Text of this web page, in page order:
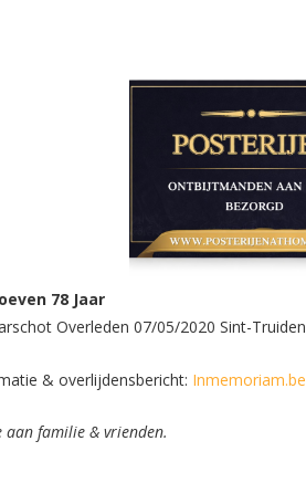
78 Jaar
Overleden 07/05/2020 Sint-Truiden
& overlijdensbericht: Inmemoriam.be
aan familie & vrienden.